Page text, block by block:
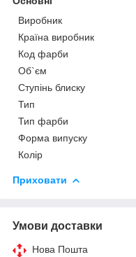
Виробник
Країна виробник
Код фарби
Об`єм
Ступінь блиску
Тип
Тип фарби
Форма випуску
Колір
Приховати
Умови доставки
Нова Пошта